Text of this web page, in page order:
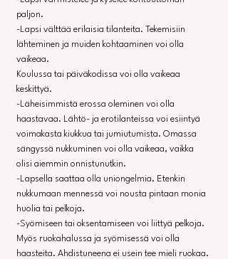
paljon.
-Lapsi välttää erilaisia tilanteita. Tekemisiin
lähteminen ja muiden kohtaaminen voi olla
vaikeaa.
Koulussa tai päiväkodissa voi olla vaikeaa
keskittyä.
-Läheisimmistä erossa oleminen voi olla
haastavaa. Lähtö- ja erotilanteissa voi esiintyä
voimakasta kiukkua tai jumiutumista. Omassa
sängyssä nukkuminen voi olla vaikeaa, vaikka
olisi aiemmin onnistunutkin.
-Lapsella saattaa olla uniongelmia. Etenkin
nukkumaan mennessä voi nousta pintaan monia
huolia tai pelkoja.
-Syömiseen tai oksentamiseen voi liittyä pelkoja.
Myös ruokahalussa ja syömisessä voi olla
haasteita. Ahdistuneena ei usein tee mieli ruokaa.